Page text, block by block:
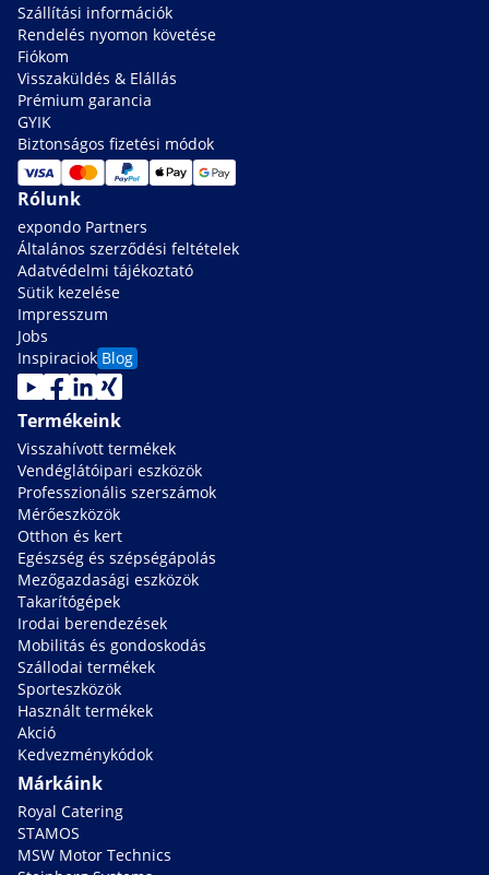
Szállítási információk
Rendelés nyomon követése
Fiókom
Visszaküldés & Elállás
Prémium garancia
GYIK
Biztonságos fizetési módok
Rólunk
expondo Partners
Általános szerződési feltételek
Adatvédelmi tájékoztató
Sütik kezelése
Impresszum
Jobs
Inspiraciok Blog
Termékeink
Visszahívott termékek
Vendéglátóipari eszközök
Professzionális szerszámok
Mérőeszközök
Otthon és kert
Egészség és szépségápolás
Mezőgazdasági eszközök
Takarítógépek
Irodai berendezések
Mobilitás és gondoskodás
Szállodai termékek
Sporteszközök
Használt termékek
Akció
Kedvezménykódok
Márkáink
Royal Catering
STAMOS
MSW Motor Technics